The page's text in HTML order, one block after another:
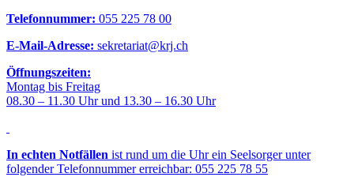
Telefonnummer: 055 225 78 00
E-Mail-Adresse: sekretariat@krj.ch
Öffnungszeiten:
Montag bis Freitag
08.30 – 11.30 Uhr und 13.30 – 16.30 Uhr
In echten Notfällen ist rund um die Uhr ein Seelsorger unter
folgender Telefonnummer erreichbar: 055 225 78 55